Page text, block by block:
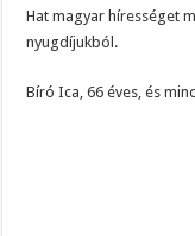
Hat magyar hírességet
nyugdíjukból.
Bíró Ica, 66 éves, és